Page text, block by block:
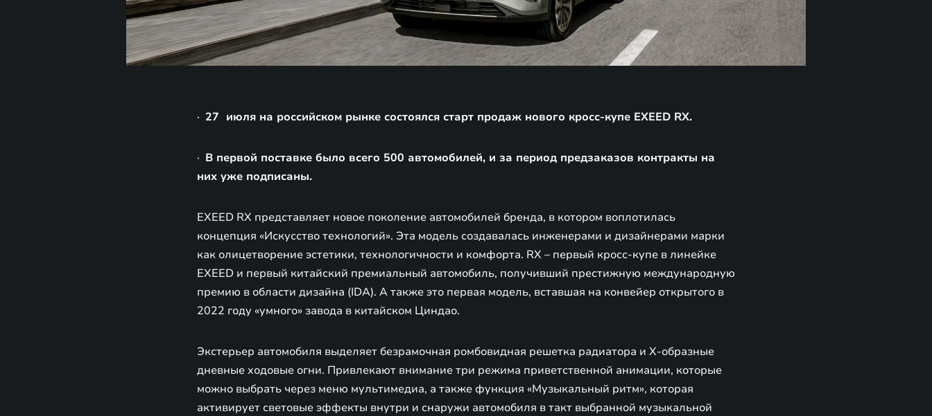
· 27 июля на российском рынке состоялся старт продаж нового кросс-купе EXEED RX.
· В первой поставке было всего 500 автомобилей, и за период предзаказов контракты на
них уже подписаны.
EXEED RX представляет новое поколение автомобилей бренда, в котором воплотилась
концепция «Искусство технологий». Эта модель создавалась инженерами и дизайнерами марки
как олицетворение эстетики, технологичности и комфорта. RX – первый кросс-купе в линейке
EXEED и первый китайский премиальный автомобиль, получивший престижную международную
премию в области дизайна (IDA). А также это первая модель, вставшая на конвейер открытого в
2022 году «умного» завода в китайском Циндао.
Экстерьер автомобиля выделяет безрамочная ромбовидная решетка радиатора и Х-образные
дневные ходовые огни. Привлекают внимание три режима приветственной анимации, которые
можно выбрать через меню мультимедиа, а также функция «Музыкальный ритм», которая
активирует световые эффекты внутри и снаружи автомобиля в такт выбранной музыкальной